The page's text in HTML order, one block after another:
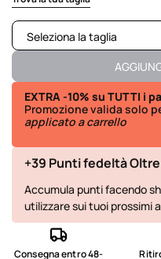
Seleziona la taglia
EXTRA -10% su TUTTI i
Promozione valida solo
applicato a carrello
+39 Punti fedeltà Oltre
Accumula punti facendo
utilizzare sui tuoi prossimi
Consegna entro 48-